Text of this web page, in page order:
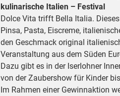
kulinarische Italien – Festival
Dolce Vita trifft Bella Italia.
Pinsa, Pasta, Eiscreme,
den Geschmack original
Veranstaltung aus dem Süden
Dazu gibt es in der Iserlohner
von der Zaubershow für Kinder
Im Rahmen einer Gewinnaktion